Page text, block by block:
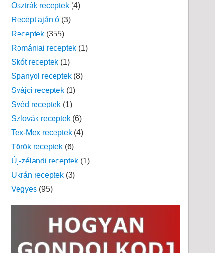
Osztrák receptek(4)
Recept ajánló(3)
Receptek(355)
Romániai receptek(1)
Skót receptek(1)
Spanyol receptek(8)
Svájci receptek(1)
Svéd receptek(1)
Szlovák receptek(6)
Tex-Mex receptek(4)
Török receptek(6)
Új-zélandi receptek(1)
Ukrán receptek(3)
Vegyes(95)